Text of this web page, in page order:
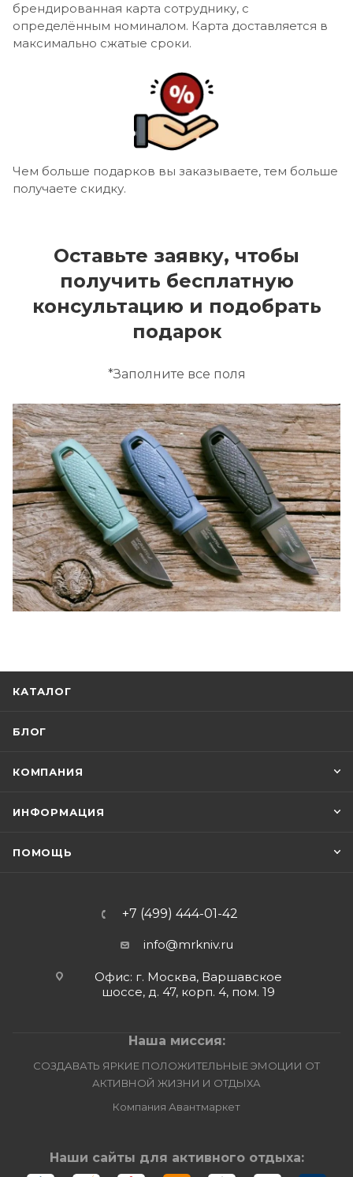
брендированная карта сотруднику, с
определённым номиналом. Карта доставляется в
максимально сжатые сроки.
Чем больше подарков вы заказываете, тем больше
получаете скидку.
Оставьте заявку, чтобы
получить бесплатную
консультацию и подобрать
подарок
*Заполните все поля
КАТАЛОГ
БЛОГ
КОМПАНИЯ
ИНФОРМАЦИЯ
ПОМОЩЬ
+7 (499) 444-01-42
info@mrkniv.ru
Офис: г. Москва, Варшавское
шоссе, д. 47, корп. 4, пом. 19
Наша миссия:
СОЗДАВАТЬ ЯРКИЕ ПОЛОЖИТЕЛЬНЫЕ ЭМОЦИИ ОТ
АКТИВНОЙ ЖИЗНИ И ОТДЫХА
Компания Авантмаркет
Наши сайты для активного отдыха: